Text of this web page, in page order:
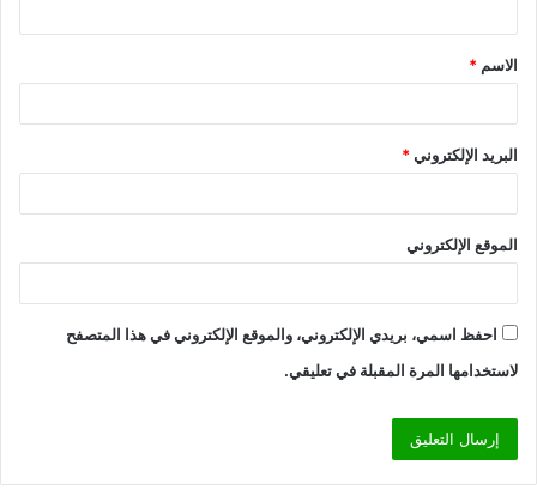
ق
*
الاسم *
البريد الإلكتروني*
الموقع الإلكتروني
احفظ اسمي، بريدي الإلكتروني، والموقع الإلكتروني في هذا المتصفح
لاستخدامها المرة المقبلة في تعليقي.